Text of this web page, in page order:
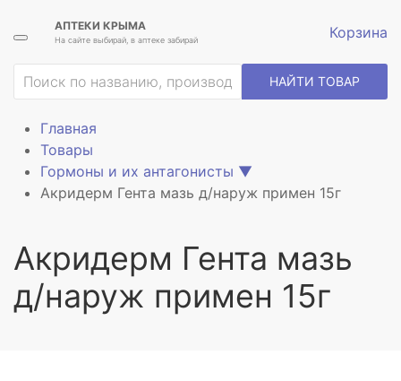
АПТЕКИ КРЫМА
На сайте выбирай, в аптеке забирай Корзина
НАЙТИ ТОВАР
Главная
Товары
Гормоны и их антагонисты ▼
Акридерм Гента мазь д/наруж примен 15г
Акридерм Гента мазь
д/наруж примен 15г